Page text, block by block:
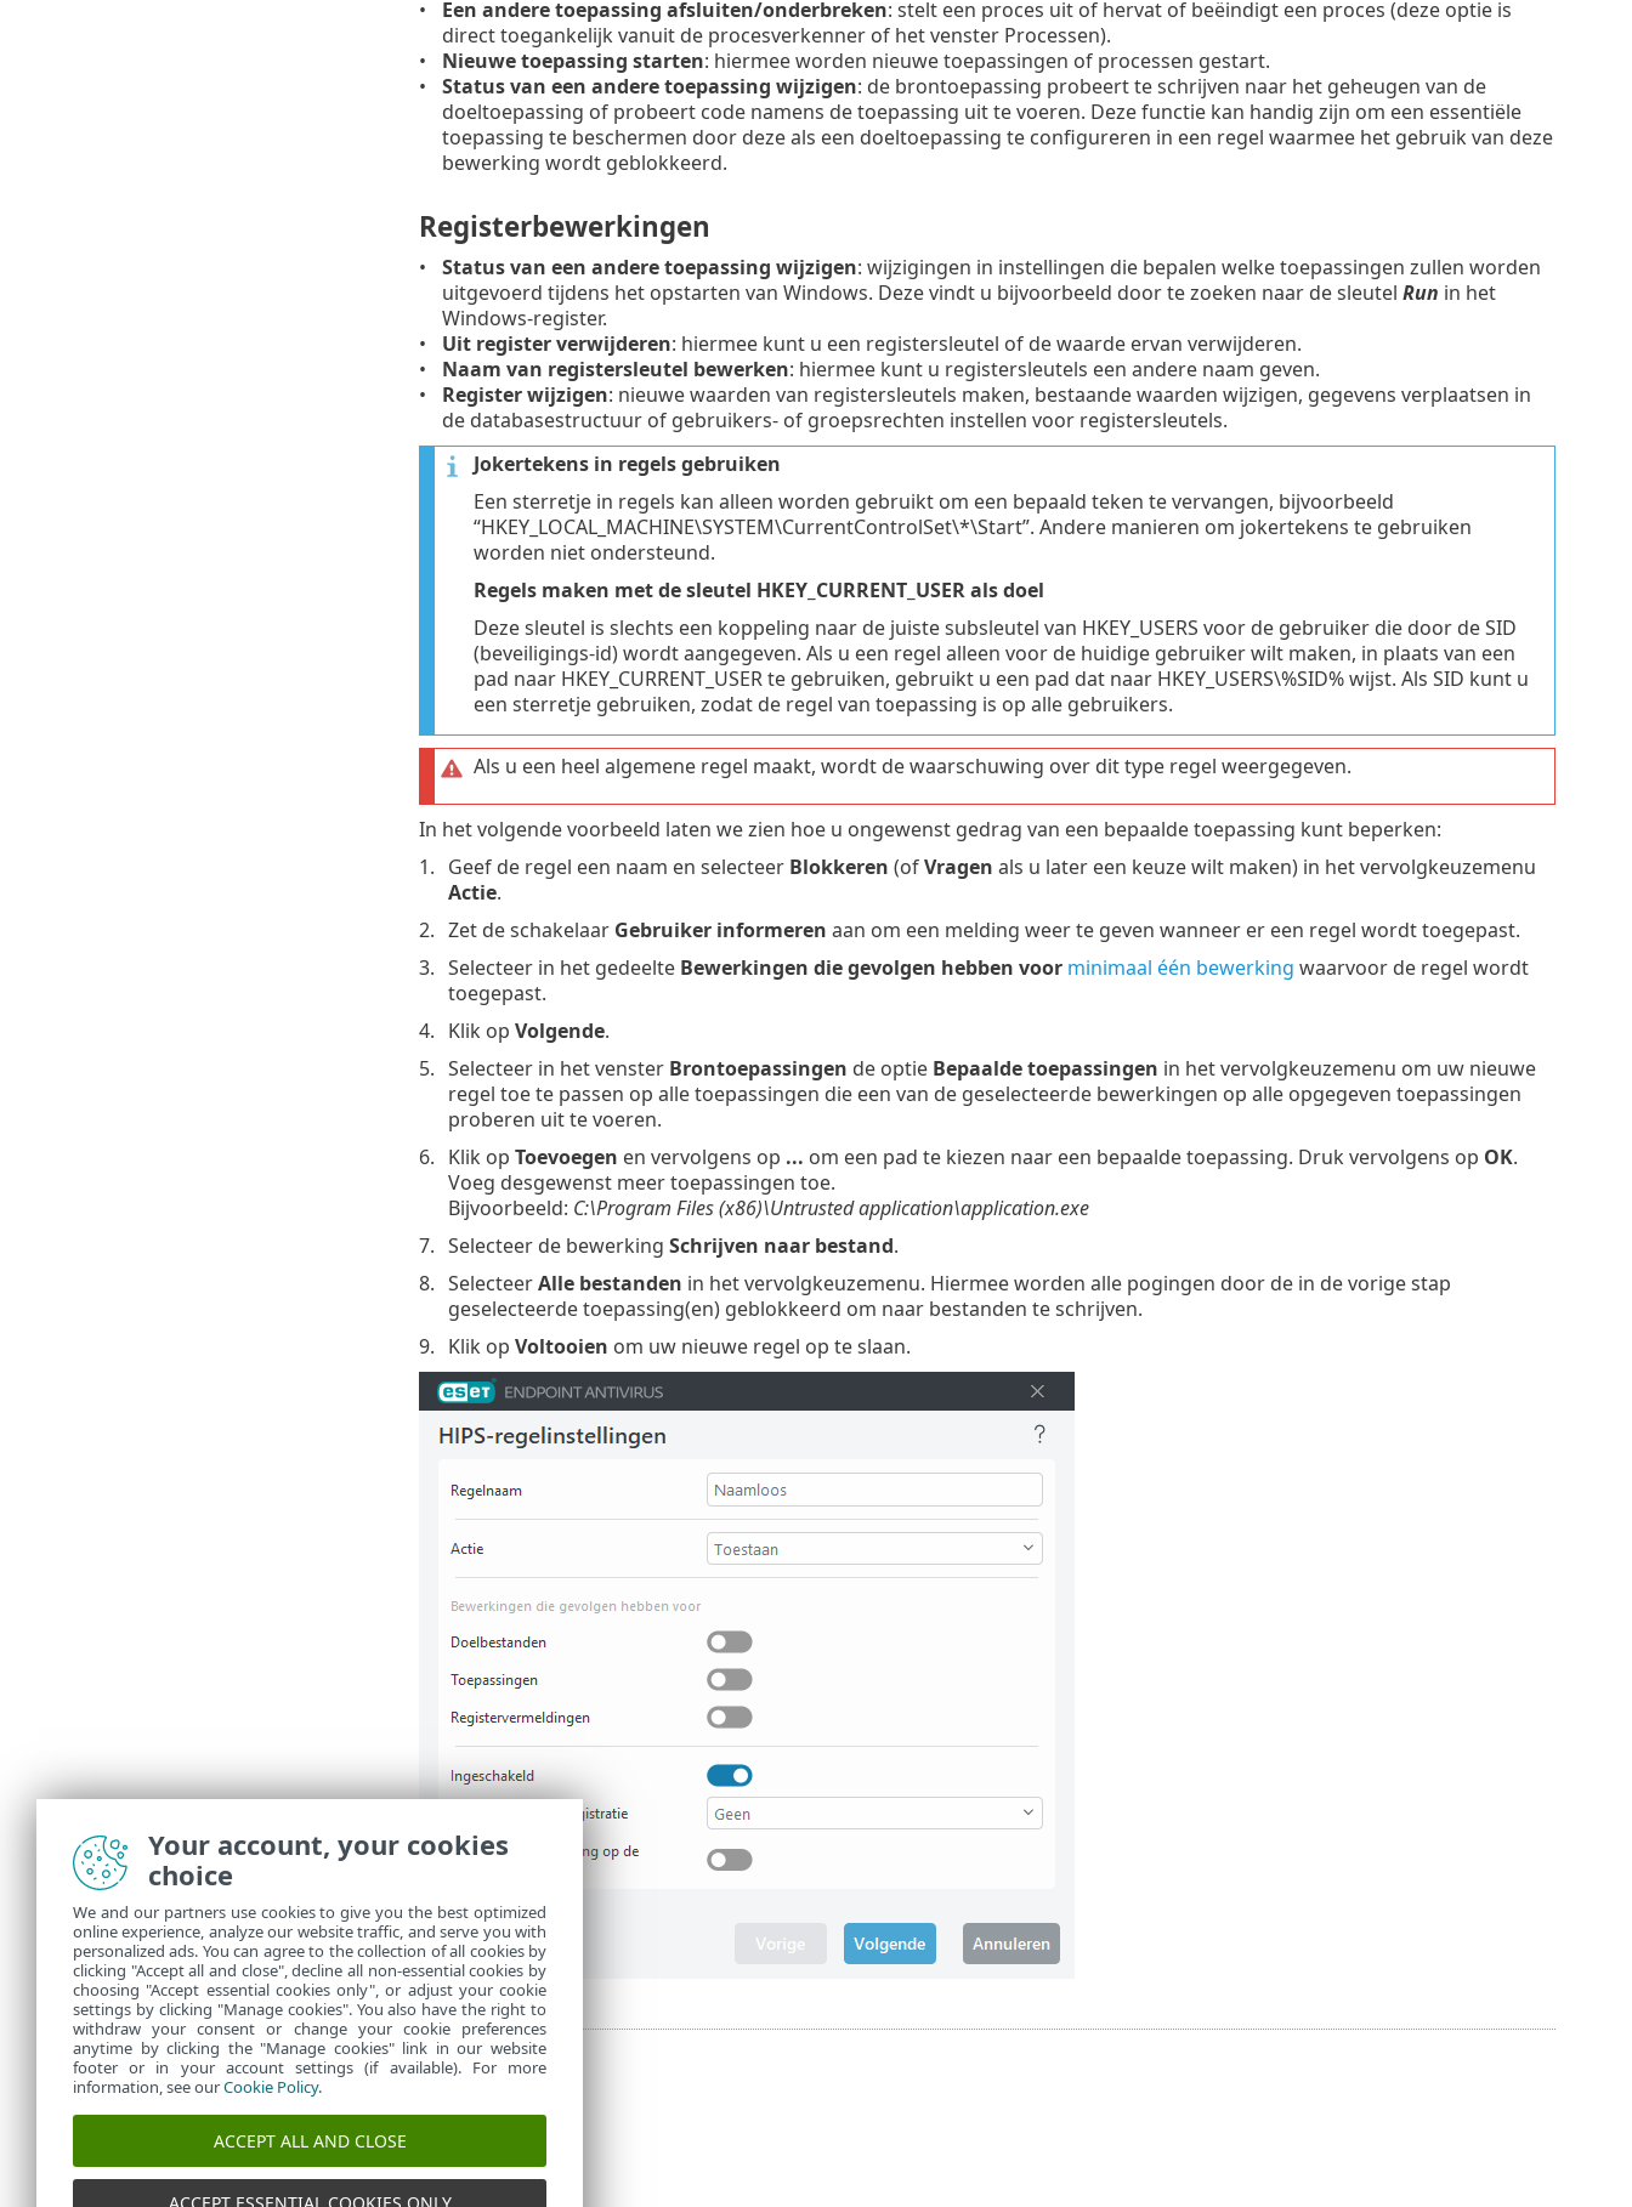
Een andere toepassing afsluiten/onderbreken: stelt een proces uit of hervat of beëindigt een proces (deze optie is
direct toegankelijk vanuit de procesverkenner of het venster Processen).
Nieuwe toepassing starten: hiermee worden nieuwe toepassingen of processen gestart.
Status van een andere toepassing wijzigen: de brontoepassing probeert te schrijven naar het geheugen van de
doeltoepassing of probeert code namens de toepassing uit te voeren. Deze functie kan handig zijn om een essentiële
toepassing te beschermen door deze als een doeltoepassing te configureren in een regel waarmee het gebruik van deze
bewerking wordt geblokkeerd.
Registerbewerkingen
Status van een andere toepassing wijzigen: wijzigingen in instellingen die bepalen welke toepassingen zullen worden
uitgevoerd tijdens het opstarten van Windows. Deze vindt u bijvoorbeeld door te zoeken naar de sleutel Run in het
Windows-register.
Uit register verwijderen: hiermee kunt u een registersleutel of de waarde ervan verwijderen.
Naam van registersleutel bewerken: hiermee kunt u registersleutels een andere naam geven.
Register wijzigen: nieuwe waarden van registersleutels maken, bestaande waarden wijzigen, gegevens verplaatsen in
de databasestructuur of gebruikers- of groepsrechten instellen voor registersleutels.
Jokertekens in regels gebruiken
Een sterretje in regels kan alleen worden gebruikt om een bepaald teken te vervangen, bijvoorbeeld
“HKEY_LOCAL_MACHINE\SYSTEM\CurrentControlSet\*\Start”. Andere manieren om jokertekens te gebruiken
worden niet ondersteund.
Regels maken met de sleutel HKEY_CURRENT_USER als doel
Deze sleutel is slechts een koppeling naar de juiste subsleutel van HKEY_USERS voor de gebruiker die door de SID
(beveiligings-id) wordt aangegeven. Als u een regel alleen voor de huidige gebruiker wilt maken, in plaats van een
pad naar HKEY_CURRENT_USER te gebruiken, gebruikt u een pad dat naar HKEY_USERS\%SID% wijst. Als SID kunt u
een sterretje gebruiken, zodat de regel van toepassing is op alle gebruikers.
Als u een heel algemene regel maakt, wordt de waarschuwing over dit type regel weergegeven.
In het volgende voorbeeld laten we zien hoe u ongewenst gedrag van een bepaalde toepassing kunt beperken:
Geef de regel een naam en selecteer Blokkeren (ofVragen als u later een keuze wilt maken) in het vervolgkeuzemenu
Actie.
Zet de schakelaar Gebruiker informeren aan om een melding weer te geven wanneer er een regel wordt toegepast.
Selecteer in het gedeelte Bewerkingen die gevolgen hebben voor minimaal één bewerking waarvoor de regel wordt
toegepast.
Klik op Volgende.
Selecteer in het venster Brontoepassingen de optie Bepaalde toepassingen in het vervolgkeuzemenu om uw nieuwe
regel toe te passen op alle toepassingen die een van de geselecteerde bewerkingen op alle opgegeven toepassingen
proberen uit te voeren.
Klik op Toevoegen en vervolgens op ... om een pad te kiezen naar een bepaalde toepassing. Druk vervolgens op OK.
Voeg desgewenst meer toepassingen toe.
Bijvoorbeeld: C:\Program Files (x86)\Untrusted application\application.exe
Selecteer de bewerking Schrijven naar bestand.
SelecteerAlle bestanden in het vervolgkeuzemenu. Hiermee worden alle pogingen door de in de vorige stap
geselecteerde toepassing(en) geblokkeerd om naar bestanden te schrijven.
Klik op Voltooien om uw nieuwe regel op te slaan.
Your account, your cookies
choice
We and our partners use cookies to give you the best optimized
online experience, analyze our website traffic, and serve you with
personalized ads. You can agree to the collection of all cookies by
clicking "Accept all and close", decline all non-essential cookies by
choosing "Accept essential cookies only", or adjust your cookie
settings by clicking "Manage cookies". You also have the right to
withdraw your consent or change your cookie preferences
anytime by clicking the "Manage cookies" link in our website
footer or in your account settings (if available). For more
information, see ourCookie Policy.
ACCEPT ALL AND CLOSE